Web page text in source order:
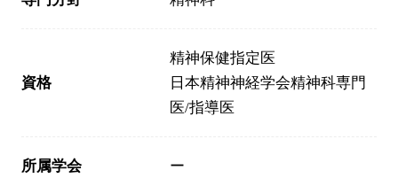
資格
精神保健指定医
日本精神神経学会精神科専門
医/指導医
所属学会 ー